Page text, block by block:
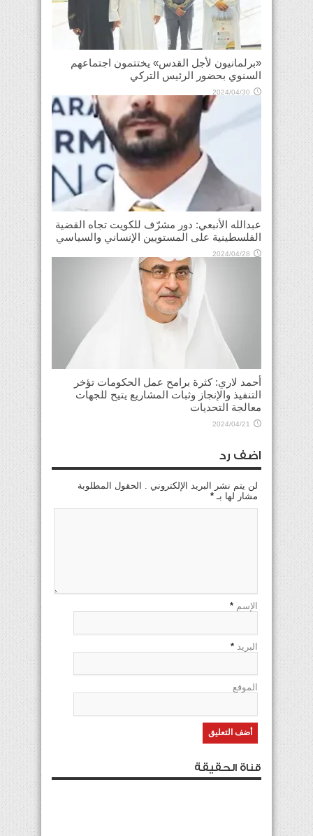
«برلمانيون لأجل القدس» يختتمون اجتماعهم
السنوي بحضور الرئيس التركي
2024/04/30
عبدالله الأنبعي: دور مشرّف للكويت تجاه القضية
الفلسطينية على المستويين الإنساني والسياسي
2024/04/28
أحمد لاري: كثرة برامح عمل الحكومات تؤخر
التنفيذ والإنجاز وثبات المشاريع يتيح للجهات
معالجة التحديات
2024/04/21
اضف رد
لن يتم نشر البريد الإلكتروني . الحقول المطلوبة
مشار لها بـ *
الإسم *
البريد *
الموقع
قناة الحقيقة